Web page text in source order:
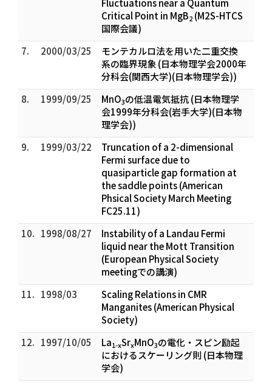
Fluctuations near a Quantum
Critical Point in MgB2 (M2S-HTCS
国際会議)
7.
2000/03/25
モンテカルロ法を用いた二重交換
系の臨界現象 (日本物理学会2000年
分科会(関西大学)(日本物理学会))
8.
1999/09/25 MnO3の低温電気抵抗 (日本物理学
会1999年分科会(岩手大学)(日本物
理学会))
9.
1999/03/22
Truncation of a 2-dimensional
Fermi surface due to
quasiparticle gap formation at
the saddle points (American
Phsical Society March Meeting
FC25.11)
10. 1998/08/27
Instability of a Landau Fermi
liquid near the Mott Transition
(European Physical Society
meetingでの講演)
11. 1998/03
Scaling Relations in CMR
Manganites (American Physical
Society)
12. 1997/10/05 La1-xSrxMnO3の電化・スピン励起
におけるスケーリング則 (日本物理
学会)